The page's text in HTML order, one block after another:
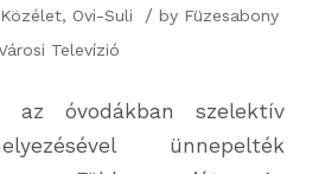
Közélet, Ovi-Suli / by Füzesabony
Televízió
az óvodákban szelektív
ünnepelték